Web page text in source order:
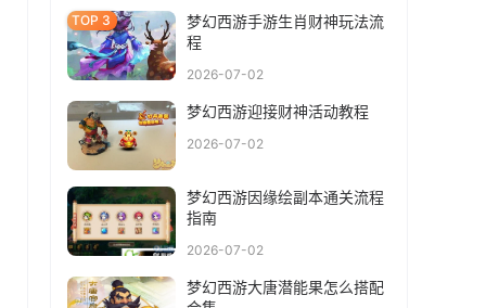
梦幻西游手游生肖财神玩法流
程
2026-07-02
梦幻西游迎接财神活动教程
2026-07-02
梦幻西游因缘绘副本通关流程
指南
2026-07-02
梦幻西游大唐潜能果怎么搭配